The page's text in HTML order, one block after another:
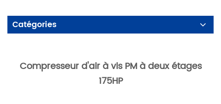
Catégories
Compresseur d'air à vis PM à deux étages
175HP